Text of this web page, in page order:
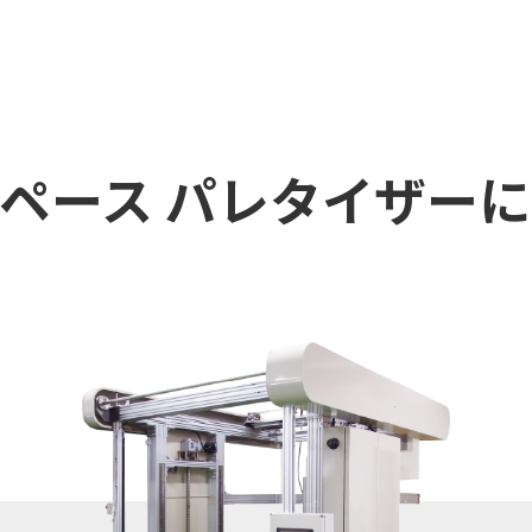
ース パレタイザー